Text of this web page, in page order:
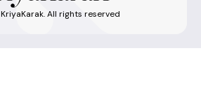
KriyaKarak. All rights reserved